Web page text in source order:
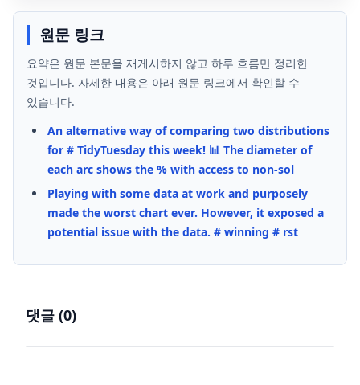
원문 링크
요약은 원문 본문을 재게시하지 않고 하루 흐름만 정리한
것입니다. 자세한 내용은 아래 원문 링크에서 확인할 수
있습니다.
An alternative way of comparing two distributions
for # TidyTuesday this week! 📊 The diameter of
each arc shows the % with access to non-sol
Playing with some data at work and purposely
made the worst chart ever. However, it exposed a
potential issue with the data. # winning # rst
댓글 (0)